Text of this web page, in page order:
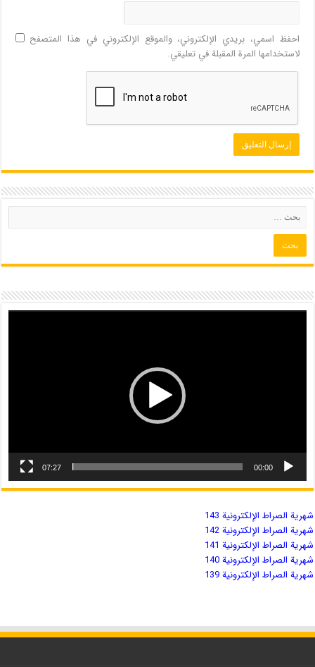
احفظ اسمي، بريدي الإلكتروني، والموقع الإلكتروني في هذا المتصفح
لاستخدامها المرة المقبلة في تعليقي.
00:00
07:27
شهریة الصراط الإلكترونية 143
شهریة الصراط الإلكترونية 142
شهریة الصراط الإلكترونية 141
شهریة الصراط الإلكترونية 140
شهریة الصراط الإلكترونية 139